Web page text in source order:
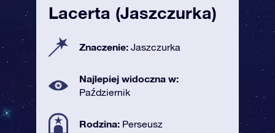
Lacerta (Jaszczurka)
Znaczenie: Jaszczurka
Najlepiej widoczna w:
Październik
Rodzina: Perseusz